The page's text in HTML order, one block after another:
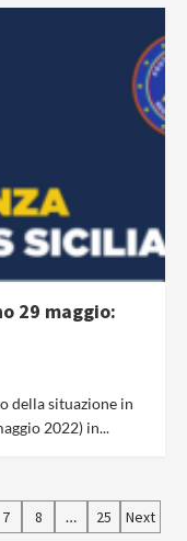
29 maggio:
della situazione in
2022) in...
7 8 … 25 Next